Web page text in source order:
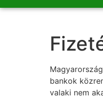
bankok
valaki nem